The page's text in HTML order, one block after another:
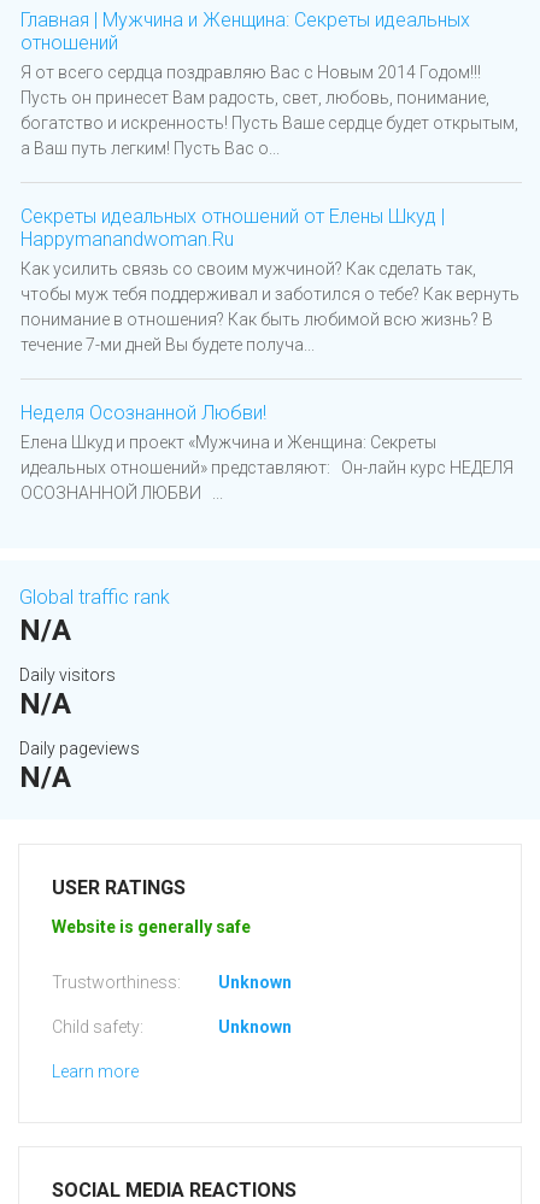
Главная | Мужчина и Женщина: Секреты идеальных
отношений
Я от всего сердца поздравляю Вас с Новым 2014 Годом!!!
Пусть он принесет Вам радость, свет, любовь, понимание,
богатство и искренность! Пусть Ваше сердце будет открытым,
а Ваш путь легким! Пусть Вас о...
Секреты идеальных отношений от Елены Шкуд |
Happymanandwoman.Ru
Как усилить связь со своим мужчиной? Как сделать так,
чтобы муж тебя поддерживал и заботился о тебе? Как вернуть
понимание в отношения? Как быть любимой всю жизнь? В
течение 7-ми дней Вы будете получа...
Неделя Осознанной Любви!
Елена Шкуд и проект «Мужчина и Женщина: Секреты
идеальных отношений» представляют: Он-лайн курс НЕДЕЛЯ
ОСОЗНАННОЙ ЛЮБВИ ...
Global traffic rank
N/A
Daily visitors
N/A
Daily pageviews
N/A
USER RATINGS
Website is generally safe
Trustworthiness: Unknown
Child safety: Unknown
Learn more
SOCIAL MEDIA REACTIONS